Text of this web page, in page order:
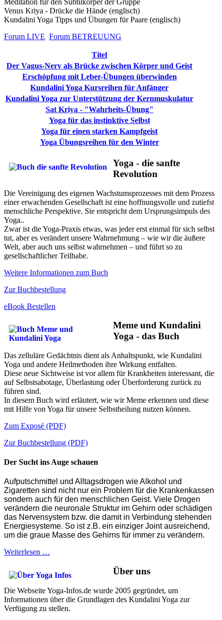
Meditation für den Subtilkörper der Gruppe
Venus Kriya - Drücke die Hände (englisch)
Kundalini Yoga Tipps und Übungen für Paare (englisch)
Forum LIVE Forum BETREUUNG
Titel
Der Vagus-Nerv als Brücke zwischen Körper und Geist
Erschöpfung mit Leber-Übungen überwinden
Kundalini Yoga Kursreihen für Anfänger
Kundalini Yoga zur Unterstützung der Kernmuskulatur
Sat Kriya - "Wahrheits-Übung"
Yoga für das instinktive Selbst
Yoga für einen starken Kampfgeist
Yoga Übungsreihen für den Winter
Yoga - die sanfte
Revolution
Die Vereinigung des eigenen Wachstumsprozesses mit dem Prozess
einer erwachenden Gesellschaft ist eine hoffnungsvolle und zutiefst
menschliche Perspektive. Sie entspricht dem Ursprungsimpuls des
Yoga..
Zwar ist die Yoga-Praxis etwas, was jeder erst einmal für sich selbst
tut, aber es verändert unsere Wahrnehmung – wie wir die äußere
Welt, aber auch uns selbst wahrnehmen – und führt so zu
gesellschaftlicher Teilhabe.
Weitere Informationen zum Buch
Zur Buchbestellung
eBook Bestellen
Meme und Kundalini
Yoga - das Buch
Das zelluläre Gedächtnis dient als Anhaltspunkt, wie Kundalini
Yoga und andere Heilmethoden ihre Wirkung entfalten.
Diese neue Sichtweise ist vor allem für Krankheiten interessant, die
auf Selbstsabotage, Überlastung oder Überforderung zurück zu
führen sind.
In diesem Buch wird erläutert, wie wir Meme erkennen und diese
mit Hilfe von Yoga für unsere Selbstheilung nutzen können.
Zum Exposé (PDF)
Zur Buchbestellung (PDF)
Der Sucht ins Auge schauen
Aufputschmittel und Alltagsdrogen wie Alkohol und
Zigaretten sind nicht nur ein Problem für die Krankenkassen
sondern auch für den menschlichen Geist. Viele Drogen
verändern die neuronale Struktur im Gehirn oder schädigen
das Nervensystem bzw. die damit in Verbindung stehenden
Energiesysteme. So ist z.B. ein einziger Joint ausreichend,
um die graue Masse des Gehirns für immer zu verändern.
Weiterlesen …
Über uns
Die Webseite Yoga-Infos.de wurde 2005 gegründet, um
Informationen über die Grundlagen des Kundalini Yoga zur
Verfügung zu stellen.